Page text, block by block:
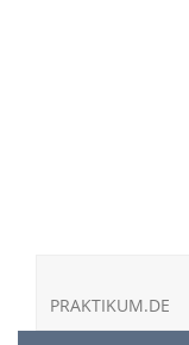
PRAKTIKUM.DE